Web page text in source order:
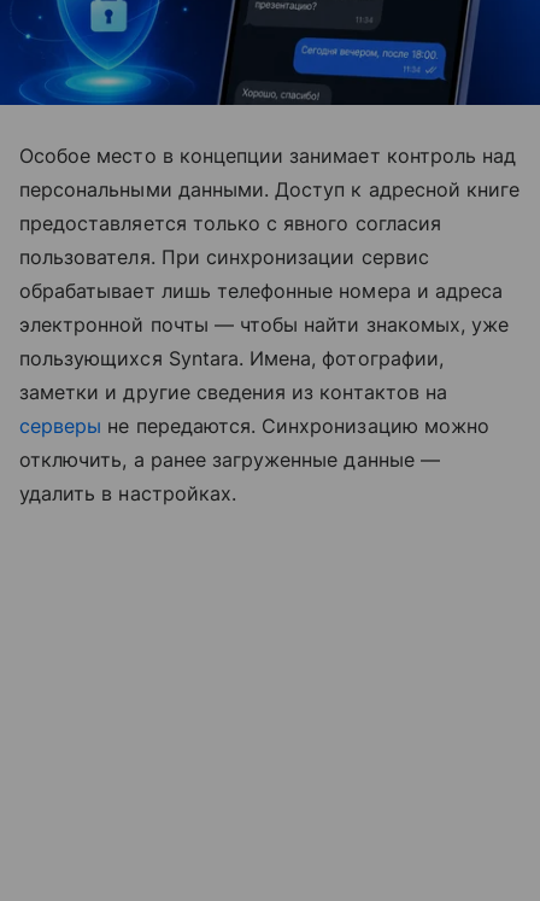
Особое место в концепции занимает контроль над
персональными данными. Доступ к адресной книге
предоставляется только с явного согласия
пользователя. При синхронизации сервис
обрабатывает лишь телефонные номера и адреса
электронной почты — чтобы найти знакомых, уже
пользующихся Syntara. Имена, фотографии,
заметки и другие сведения из контактов на
серверы не передаются. Синхронизацию можно
отключить, а ранее загруженные данные —
удалить в настройках.